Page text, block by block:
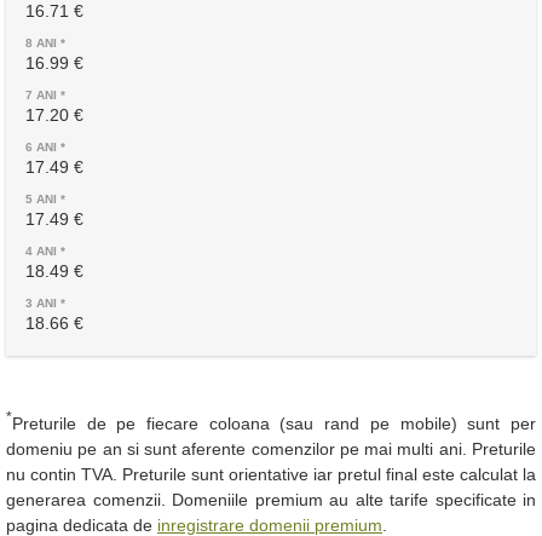
16.71 €
16.99 €
17.20 €
17.49 €
17.49 €
18.49 €
18.66 €
*Preturile de pe fiecare coloana (sau rand pe mobile) sunt per
domeniu pe an si sunt aferente comenzilor pe mai multi ani. Preturile
nu contin TVA. Preturile sunt orientative iar pretul final este calculat la
generarea comenzii. Domeniile premium au alte tarife specificate in
pagina dedicata de inregistrare domenii premium